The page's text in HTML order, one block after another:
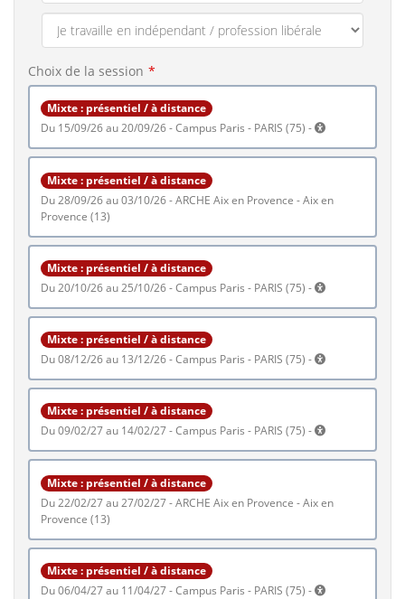
Choix de la session
Mixte : présentiel / à distance
du 15/09/26 au 20/09/26 - Campus Paris - PARIS (75) -
Mixte : présentiel / à distance
du 28/09/26 au 03/10/26 - ARCHE Aix en Provence - Aix en
Provence (13)
Mixte : présentiel / à distance
du 20/10/26 au 25/10/26 - Campus Paris - PARIS (75) -
Mixte : présentiel / à distance
du 08/12/26 au 13/12/26 - Campus Paris - PARIS (75) -
Mixte : présentiel / à distance
du 09/02/27 au 14/02/27 - Campus Paris - PARIS (75) -
Mixte : présentiel / à distance
du 22/02/27 au 27/02/27 - ARCHE Aix en Provence - Aix en
Provence (13)
Mixte : présentiel / à distance
du 06/04/27 au 11/04/27 - Campus Paris - PARIS (75) -